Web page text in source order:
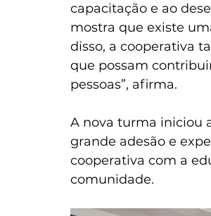
capacitação e ao
mostra que existe
disso, a cooperativa
que possam
pessoas”, afirma.
A nova turma iniciou
grande adesão e
cooperativa com a
comunidade.